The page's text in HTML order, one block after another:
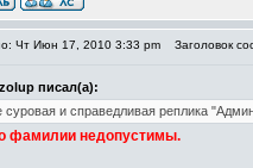
Чт Июн 17, 2010 3:33 pm Заголовок
писал(а):
суровая и справедливая реплика
фамилии недопустимы.